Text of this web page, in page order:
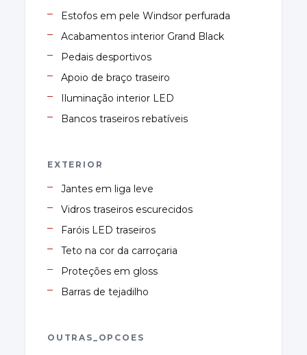
Estofos em pele Windsor perfurada
Acabamentos interior Grand Black
Pedais desportivos
Apoio de braço traseiro
Iluminação interior LED
Bancos traseiros rebatíveis
EXTERIOR
Jantes em liga leve
Vidros traseiros escurecidos
Faróis LED traseiros
Teto na cor da carroçaria
Proteções em gloss
Barras de tejadilho
OUTRAS_OPCOES